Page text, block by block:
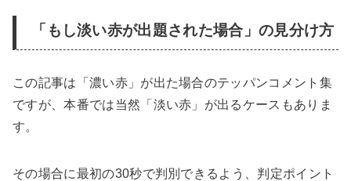
「もし淡い赤が出題された場合」の見分け方
この記事は「濃い赤」が出た場合のテッパンコメント集
ですが、本番では当然「淡い赤」が出るケースもありま
す。
その場合に最初の30秒で判別できるよう、判定ポイント